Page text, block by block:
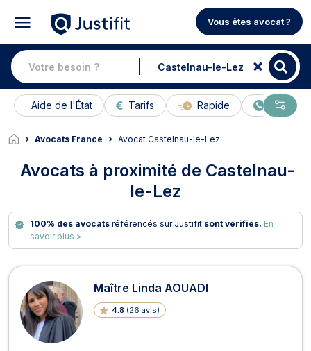
Vous êtes avocat ?
Aide de l'État Tarifs Rapide En ligne
Avocats France Avocat Castelnau-le-Lez
Avocats à proximité de Castelnau-
le-Lez
100% des avocatsréférencés sur Justifit sont vérifiés. En
savoir plus >
Avocats à Castelnau-le-Lez
Maître Linda AOUADI
4.8 (26 avis)